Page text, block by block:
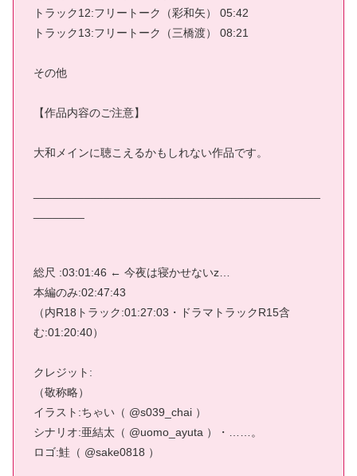
トラック12:フリートーク（彩和矢） 05:42
トラック13:フリートーク（三橋渡） 08:21
その他
【作品内容のご注意】
大和メインに聴こえるかもしれない作品です。
総尺 :03:01:46 ← 今夜は寝かせないz…
本編のみ:02:47:43
（内R18トラック:01:27:03・ドラマトラックR15含
む:01:20:40）
クレジット:
（敬称略）
イラスト:ちゃい（ @s039_chai ）
シナリオ:亜結太（ @uomo_ayuta ）・……。
ロゴ:鮭（ @sake0818 ）